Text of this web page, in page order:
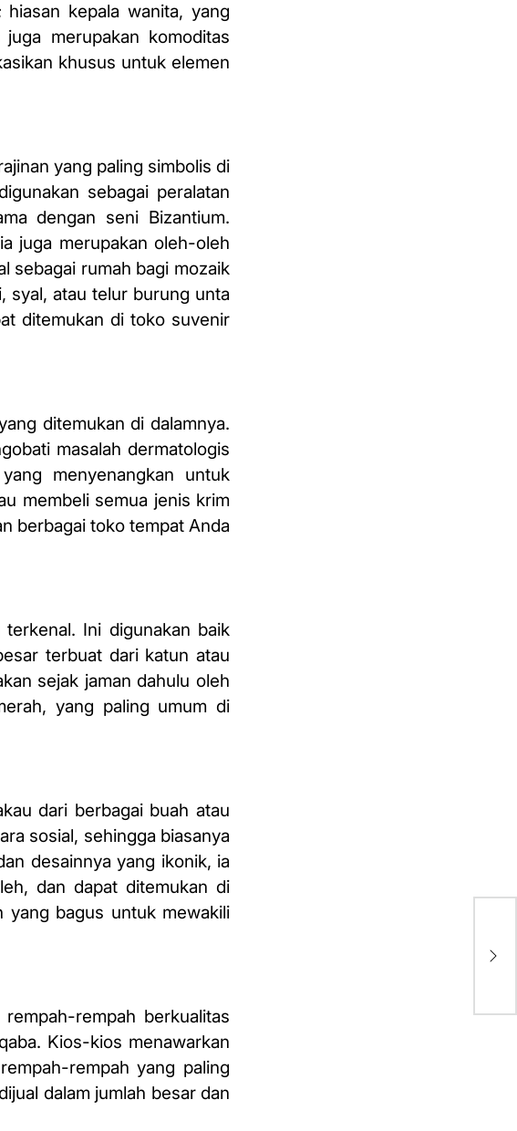
kepala wanita, yang
merupakan komoditas
khusus untuk elemen
yang paling simbolis di
sebagai peralatan
dengan seni Bizantium.
juga merupakan oleh-oleh
sebagai rumah bagi mozaik
syal, atau telur burung unta
ditemukan di toko suvenir
ditemukan di dalamnya.
masalah dermatologis
menyenangkan untuk
membeli semua jenis krim
berbagai toko tempat Anda
Ini digunakan baik
terbuat dari katun atau
sejak jaman dahulu oleh
yang paling umum di
dari berbagai buah atau
sosial, sehingga biasanya
desainnya yang ikonik, ia
dan dapat ditemukan di
yang bagus untuk mewakili
rempah berkualitas
Kios-kios menawarkan
rempah yang paling
dalam jumlah besar dan